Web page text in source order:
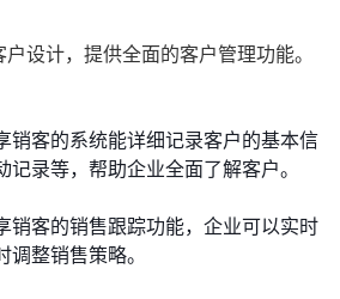
设计，提供全面的客户管理功能。
销客的系统能详细记录客户的基本信
记录等，帮助企业全面了解客户。
销客的销售跟踪功能，企业可以实时
整销售策略。